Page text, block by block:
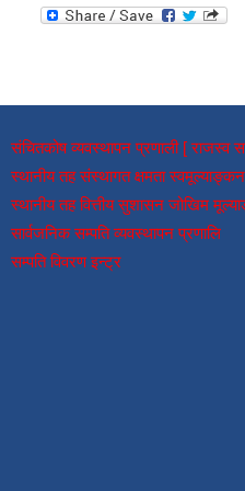
संचितकोष व्यवस्थापन प्रणाली [
स्थानीय तह संस्थागत क्षमता स्वमूल्याङ्कन
स्थानीय तह वित्तीय सुशासन जोखिम
सार्वजनिक सम्पति व्यवस्थापन प्रणालि
सम्पति विवरण इन्ट्र